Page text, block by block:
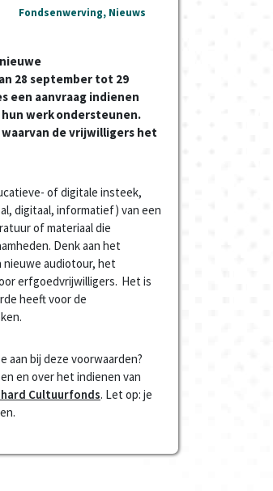
Fondsenwerving, Nieuws
28 september tot 29
een aanvraag indienen
werk ondersteunen.
de vrijwilligers het
of digitale insteek,
digitaal, informatief) van een
of materiaal die
Denk aan het
nieuwe audiotour, het
erfgoedvrijwilligers. Het is
heeft voor de
bij deze voorwaarden?
en over het indienen van
Cultuurfonds. Let op: je